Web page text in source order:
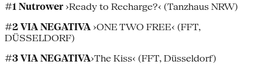
#1 Nutrower ›Ready to Recharge?‹ (Tanzhaus NRW)
#2 VIA NEGATIVA ›ONE TWO FREE‹ (FFT,
DÜSSELDORF)
#3 VIA NEGATIVA›The Kiss‹ (FFT, Düsseldorf)